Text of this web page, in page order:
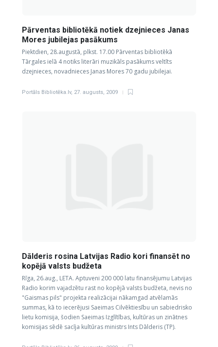
Pārventas bibliotēkā notiek dzejnieces Janas
Mores jubilejas pasākums
Piektdien, 28.augustā, plkst. 17.00 Pārventas bibliotēkā
Tārgales ielā 4 notiks literāri muzikāls pasākums veltīts
dzejnieces, novadnieces Janas Mores 70 gadu jubilejai.
Portāls Bibliotēka.lv, 27. augusts, 2009
Dālderis rosina Latvijas Radio kori finansēt no
kopējā valsts budžeta
Rīga, 26.aug., LETA. Aptuveni 200 000 latu finansējumu Latvijas
Radio korim vajadzētu rast no kopējā valsts budžeta, nevis no
"Gaismas pils" projekta realizācijai nākamgad atvēlamās
summas, kā to iecerējusi Saeimas Cilvēktiesību un sabiedrisko
lietu komisija, šodien Saeimas Izglītības, kultūras un zinātnes
komisijas sēdē sacīja kultūras ministrs Ints Dālderis (TP).